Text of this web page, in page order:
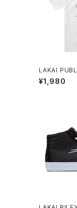
LAKAI
THE
¥1,980